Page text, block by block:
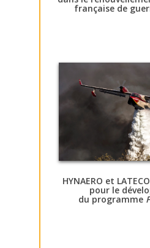
française de
HYNAERO et
pour le
du programme